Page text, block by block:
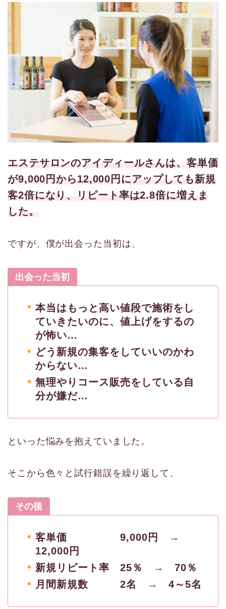
エステサロンのアイディールさんは、客単価
が9,000円から12,000円にアップしても新規
客2倍になり、リピート率は2.8倍に増えま
した。
ですが、僕が出会った当初は、
出会った当初
本当はもっと高い値段で施術をし
ていきたいのに、値上げをするの
が怖い…
どう新規の集客をしていいのかわ
からない…
無理やりコース販売をしている自
分が嫌だ…
といった悩みを抱えていました。
そこから色々と試行錯誤を繰り返して、
その後
客単価 9,000円 →
12,000円
新規リピート率 25％ → 70％
月間新規数 2名 → 4～5名